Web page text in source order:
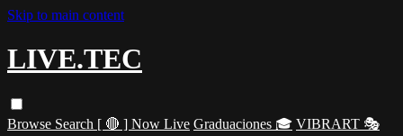
Skip to main content
LIVE.TEC
Browse Search [ 🔴 ] Now Live Graduaciones 🎓 VIBRART 🎭